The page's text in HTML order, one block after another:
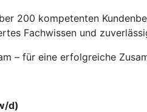
200 kompetenten
Fachwissen und
– für eine erfolgreiche
d)